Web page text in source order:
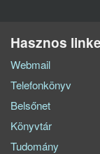
Hasznos
Webmail
Telefonkönyv
Belsőnet
Könyvtár
Tudomány